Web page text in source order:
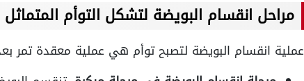
مراحل انقسام البويضة لتشكل التوأم المتماثل
عملية انقسام البويضة لتصبح توأم هي عملية معقدة تمر